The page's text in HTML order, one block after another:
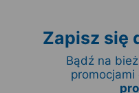
Zapisz się
Bądź na
promocjami